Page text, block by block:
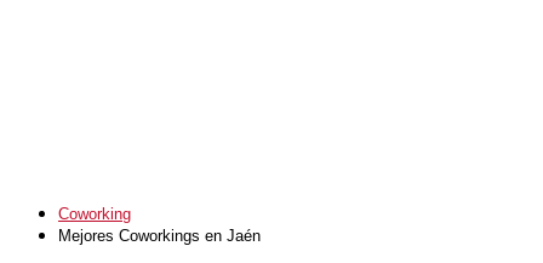
Coworking
Mejores Coworkings en Jaén